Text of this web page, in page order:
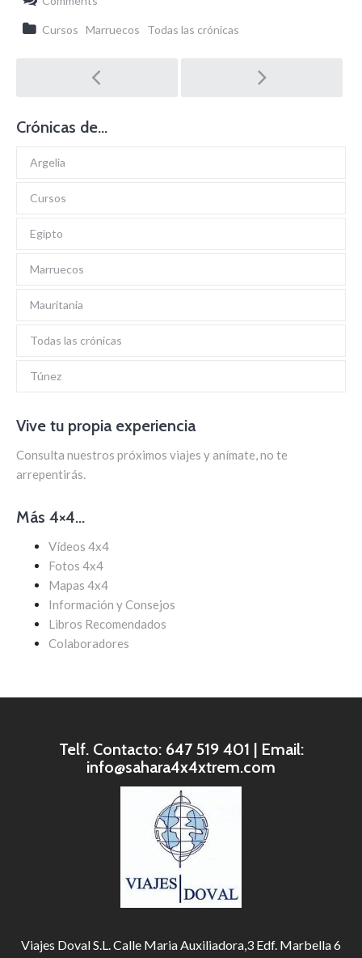
Cursos Marruecos Todas las crónicas
Post
navigation
Crónicas de…
Argelia
Cursos
Egipto
Marruecos
Mauritania
Todas las crónicas
Túnez
Vive tu propia experiencia
Consulta nuestros próximos viajes y anímate, no te
arrepentirás.
Más 4×4…
Vídeos 4x4
Fotos 4x4
Mapas 4x4
Información y Consejos
Libros Recomendados
Colaboradores
Telf. Contacto: 647 519 401 | Email:
info@sahara4x4xtrem.com
Viajes Doval S.L. Calle Maria Auxiliadora,3 Edf. Marbella 6